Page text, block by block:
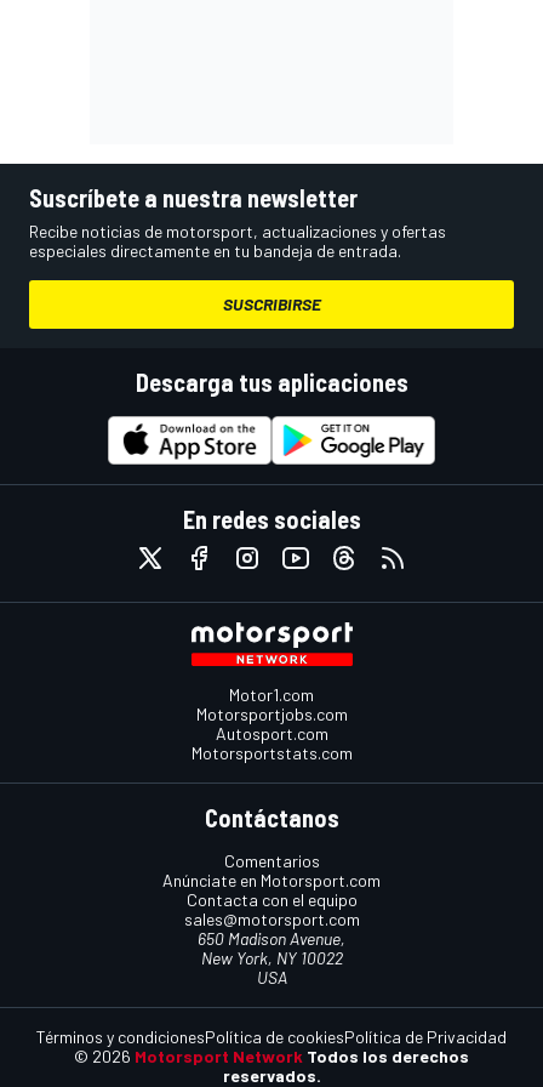
Suscríbete a nuestra newsletter
Recibe noticias de motorsport, actualizaciones y ofertas
especiales directamente en tu bandeja de entrada.
SUSCRIBIRSE
Descarga tus aplicaciones
En redes sociales
Motor1.com
Motorsportjobs.com
Autosport.com
Motorsportstats.com
Contáctanos
Comentarios
Anúnciate en Motorsport.com
Contacta con el equipo
sales@motorsport.com
650 Madison Avenue,
New York, NY 10022
USA
© 2026 Motorsport Network Todos los derechos
reservados.
Términos y condicionesPolítica de cookiesPolítica de Privacidad